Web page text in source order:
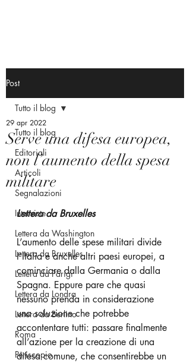
Post
Tutto il blog
Editoriali
Articoli
Segnalazioni
Interviste
Lettera da Washington
Lettera da Bruxelles
Lettera da Parigi
Lettera da Londra
Lettera da Berlino
Roma
Periscopio
Tutto il blog
Serve una difesa europea,
non l’aumento della spesa
militare
29 apr 2022
Lettera da Bruxelles
L’aumento delle spese militari divide
l’Italia e anche altri paesi europei, a
cominciare dalla Germania o dalla
Spagna. Eppure pare che quasi
nessuno prenda in considerazione
una soluzione che potrebbe
accontentare tutti: passare finalmente
all’azione per la creazione di una
difesa comune, che consentirebbe un